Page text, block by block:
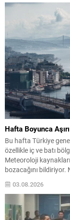
Hafta Boyunca Aşırı
Bu hafta Türkiye
özellikle iç ve batı
Meteoroloji
bozacağını bildiriyor.
önlem almaya
03.08.2026